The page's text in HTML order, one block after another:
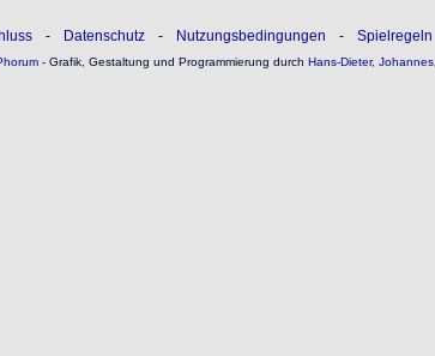
- Datenschutz - Nutzungsbedingungen - Spielregeln
- Grafik, Gestaltung und Programmierung durch Hans-Dieter, Johannes,